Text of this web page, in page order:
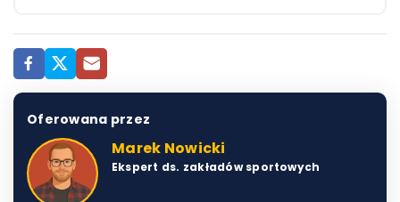
Oferowana przez
Marek Nowicki
Ekspert ds. zakładów sportowych